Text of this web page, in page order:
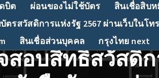
บิต ผ่อนของไม่ใช้บัตร สินเชื่อสิบ
ตรสวัสดิการแห่งรัฐ 2567 ผ่านเว็บในโท
สินเชื่อส่วนบุคคล กรุงไทย next
สอบสิทธิสวัสดิ